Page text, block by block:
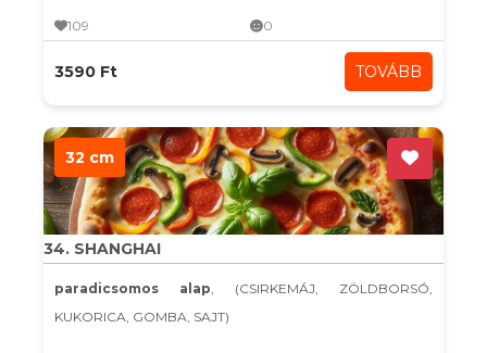
109 0
3590 Ft TOVÁBB
32 cm
34. SHANGHAI
paradicsomos alap, (CSIRKEMÁJ, ZÖLDBORSÓ,
KUKORICA, GOMBA, SAJT)